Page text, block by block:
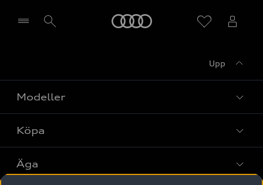
Upp
Modeller
Alla modeller
Elbilar
Köpa
Privaterbjudanden
Äga